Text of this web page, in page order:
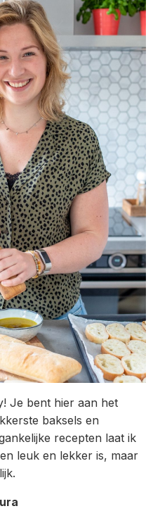
Je bent hier aan het
baksels en
recepten laat ik
leuk en lekker is, maar